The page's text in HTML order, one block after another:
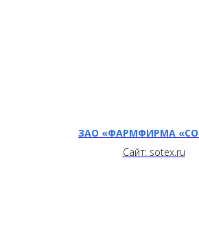
ЗАО «ФАРМФИРМА
Сайт: sotex.ru